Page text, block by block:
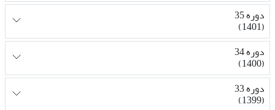
دوره 35
(1401)
دوره 34
(1400)
دوره 33
(1399)